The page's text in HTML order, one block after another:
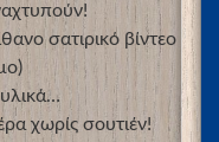
σατιρικό βίντεο
χωρίς σουτιέν!